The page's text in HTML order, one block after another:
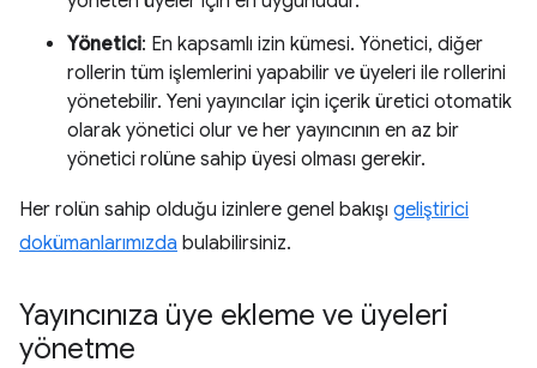
Yönetici: En kapsamlı izin kümesi. Yönetici, diğer
rollerin tüm işlemlerini yapabilir ve üyeleri ile rollerini
yönetebilir. Yeni yayıncılar için içerik üretici otomatik
olarak yönetici olur ve her yayıncının en az bir
yönetici rolüne sahip üyesi olması gerekir.
Her rolün sahip olduğu izinlere genel bakışı geliştirici
dokümanlarımızda bulabilirsiniz.
Yayıncınıza üye ekleme ve üyeleri
yönetme